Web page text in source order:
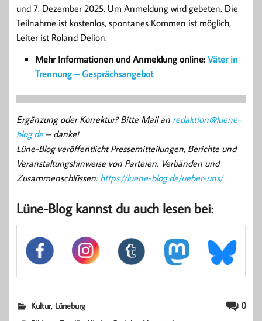
und 7. Dezember 2025. Um Anmeldung wird gebeten. Die
Teilnahme ist kostenlos, spontanes Kommen ist möglich,
Leiter ist Roland Delion.
Mehr Informationen und Anmeldung online: Väter in
Trennung – Gesprächsangebot
Ergänzung oder Korrektur? Bitte Mail an redaktion@luene-
blog.de– danke!
Lüne-Blog veröffentlicht Pressemitteilungen, Berichte und
Veranstaltungshinweise von Parteien, Verbänden und
Zusammenschlüssen: https://luene-blog.de/ueber-uns/
Lüne-Blog kannst du auch lesen bei:
0
Kultur, Lüneburg